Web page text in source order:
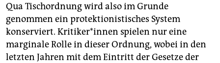
Qua Tischordnung wird also im Grunde
genommen ein protektionistisches System
konserviert. Kritike­r*in­nen spielen nur eine
marginale Rolle in dieser Ordnung, wobei in den
letzten Jahren mit dem Eintritt der Gesetze der